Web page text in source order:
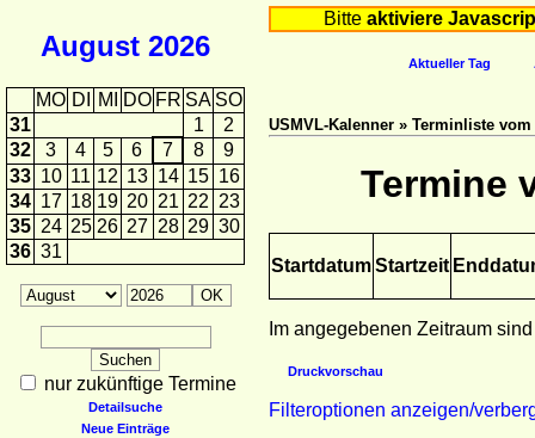
August 2026
MO DI MI DO FR SA SO
31
1
2
32
3 4 5 6 7 8
9
33 10 11 12 13 14 15 16
34 17 18 19 20 21 22 23
35 24 25 26 27 28 29 30
36 31
nur zukünftige Termine
Detailsuche
Neue Einträge
Bitte aktiviere
Aktueller Tag
USMVL-Kalenner » Terminliste vom
Termine
StartdatumStartzeit
Im angegebenen Zeitraum
Druckvorschau
Filteroptionen anzeigen/